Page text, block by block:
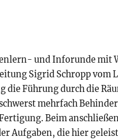
und Inforunde mit
Sigrid Schropp vom
die Führung durch die
mehrfach
Beim
Aufgaben, die hier